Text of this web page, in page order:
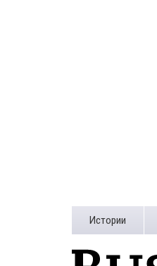
Истории